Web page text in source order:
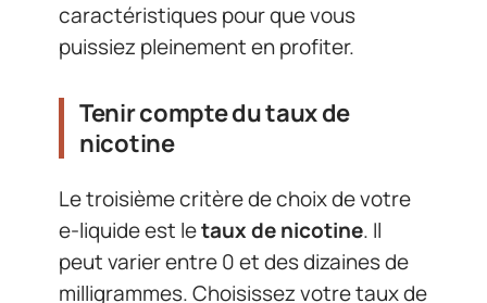
caractéristiques pour que vous
puissiez pleinement en profiter.
Tenir compte du taux de
nicotine
Le troisième critère de choix de votre
e-liquide est letaux de nicotine. Il
peut varier entre 0 et des dizaines de
milligrammes. Choisissez votre taux de